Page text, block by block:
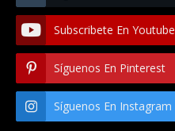
Subscribete En Youtube
Síguenos En Pinterest
Síguenos En Instagram